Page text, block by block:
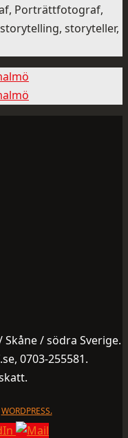
Porträttfotograf,
storyteller,
/ södra Sverige.
0703-255581.
WORDPRESS.